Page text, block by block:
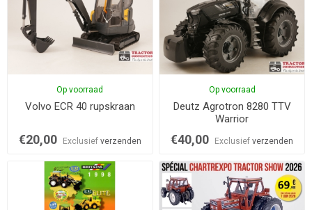
Op voorraad
Volvo ECR 40 rupskraan
€20,00 Exclusief verzenden
Op voorraad
Deutz Agrotron 8280 TTV
Warrior
€40,00 Exclusiefverzenden